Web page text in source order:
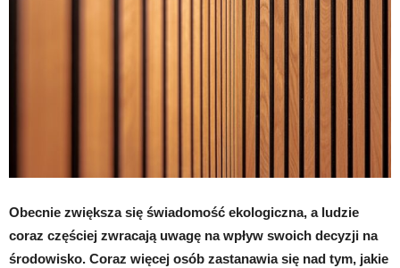
Obecnie zwiększa się świadomość ekologiczna, a ludzie
coraz częściej zwracają uwagę na wpływ swoich decyzji na
środowisko. Coraz więcej osób zastanawia się nad tym, jakie